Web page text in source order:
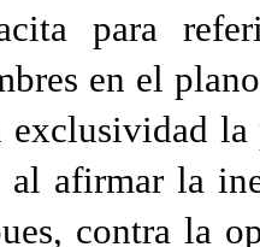
para
en el
exclusividad
afirmar la
contra la